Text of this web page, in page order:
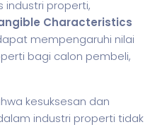
industri properti,
Characteristics
mempengaruhi nilai
bagi calon pembeli,
kesuksesan dan
industri properti tidak